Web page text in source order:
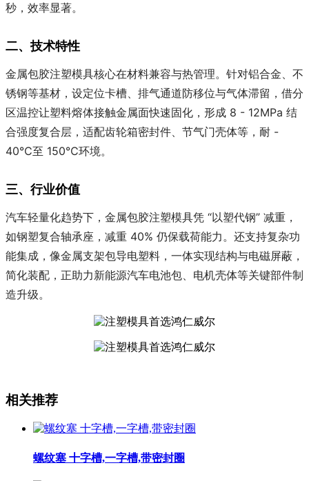
秒，效率显著。
二、技术特性
金属包胶注塑模具核心在材料兼容与热管理。针对铝合金、不
锈钢等基材，设定位卡槽、排气通道防移位与气体滞留，借分
区温控让塑料熔体接触金属面快速固化，形成 8 - 12MPa 结
合强度复合层，适配齿轮箱密封件、节气门壳体等，耐 -
40℃至 150℃环境。
三、行业价值
汽车轻量化趋势下，金属包胶注塑模具凭 “以塑代钢” 减重，
如钢塑复合轴承座，减重 40% 仍保载荷能力。还支持复杂功
能集成，像金属支架包导电塑料，一体实现结构与电磁屏蔽，
简化装配，正助力新能源汽车电池包、电机壳体等关键部件制
造升级。
相关推荐
螺纹塞 十字槽,一字槽,带密封圈